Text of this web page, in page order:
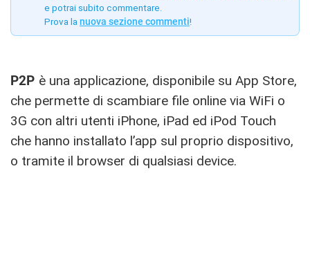
e potrai subito commentare.
Prova la nuova sezione commenti!
P2P è una applicazione, disponibile su App Store,
che permette di scambiare file online via WiFi o
3G con altri utenti iPhone, iPad ed iPod Touch
che hanno installato l’app sul proprio dispositivo,
o tramite il browser di qualsiasi device.